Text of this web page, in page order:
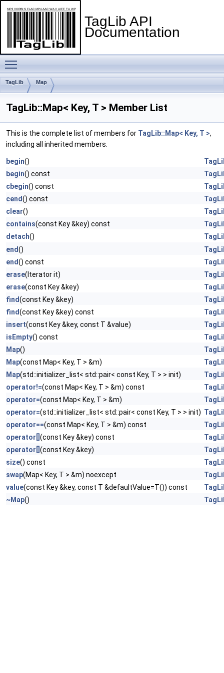
TagLib API
Documentation
TagLib Map
TagLib::Map< Key, T > Member List
This is the complete list of members for TagLib::Map< Key, T >,
including all inherited members.
begin()
begin() const
cbegin() const
cend() const
clear()
contains(const Key &key) const
detach()
end()
end() const
erase(Iterator it)
erase(const Key &key)
find(const Key &key)
find(const Key &key) const
insert(const Key &key, const T &value)
isEmpty() const
Map()
Map(const Map< Key, T > &m)
Map(std::initializer_list< std::pair< const Key, T > > init)
operator!=(const Map< Key, T > &m) const
operator=(const Map< Key, T > &m)
operator=(std::initializer_list< std::pair< const Key, T > > init)
operator==(const Map< Key, T > &m) const
operator[] (const Key &key) const
operator[] (const Key &key)
size() const
swap(Map< Key, T > &m) noexcept
value(const Key &key, const T &defaultValue=T()) const
~Map()